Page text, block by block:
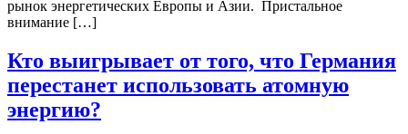
рынок энергетических Европы и Азии. Пристальное
внимание […]
Кто выигрывает от того, что Германия
перестанет использовать атомную
энергию?